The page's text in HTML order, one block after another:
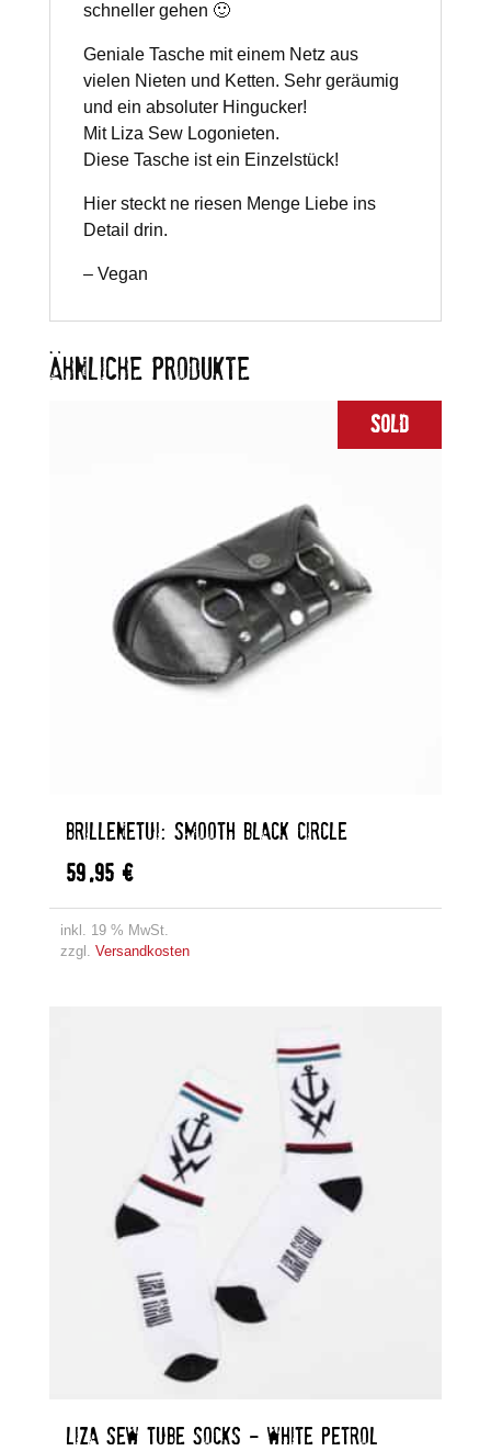
schneller gehen 🙂
Geniale Tasche mit einem Netz aus
vielen Nieten und Ketten. Sehr geräumig
und ein absoluter Hingucker!
Mit Liza Sew Logonieten.
Diese Tasche ist ein Einzelstück!
Hier steckt ne riesen Menge Liebe ins
Detail drin.
– Vegan
ÄHNLICHE PRODUKTE
Sold
BRILLENETUI: SMOOTH BLACK CIRCLE
59,95 €
inkl. 19 % MwSt.
zzgl. Versandkosten
LIZA SEW TUBE SOCKS – WHITE PETROL